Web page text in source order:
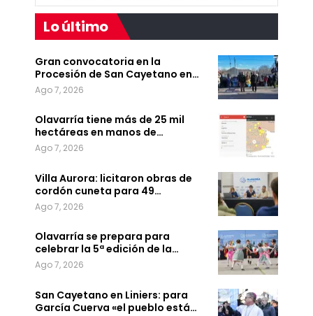
Lo último
Gran convocatoria en la
Procesión de San Cayetano en…
Ago 7, 2026
Olavarría tiene más de 25 mil
hectáreas en manos de…
Ago 7, 2026
Villa Aurora: licitaron obras de
cordón cuneta para 49…
Ago 7, 2026
Olavarría se prepara para
celebrar la 5ª edición de la…
Ago 7, 2026
San Cayetano en Liniers: para
García Cuerva «el pueblo está…